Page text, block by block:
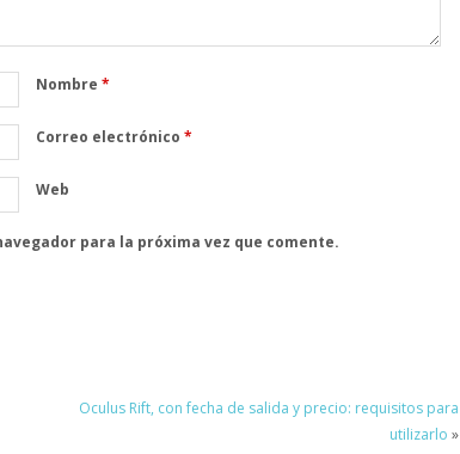
Nombre *
Correo electrónico *
Web
para la próxima vez que comente.
Oculus Rift, con fecha de salida y precio: requisitos para
utilizarlo »